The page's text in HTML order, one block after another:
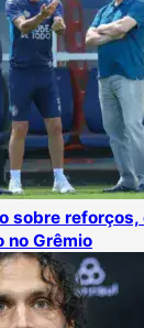
sobre
no Grêmio